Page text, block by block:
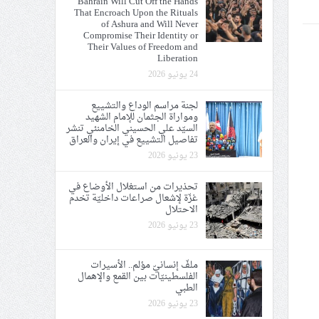
الحريّة والتحرير
الإمام الحسين «ع»
في إيران والعراق
That Encroach Upon the Rituals
of Ashura and Will Never
Compromise Their Identity or
Their Values of Freedom and
Liberation
24 يونيو 2026
لجنة مراسم الوداع والتشييع
ومواراة الجثمان للإمام الشهيد
السيّد علي الحسيني الخامنئي تنشر
تفاصيل التشييع في إيران والعراق
23 يونيو 2026
تحذيرات من استغلال الأوضاع في
غزّة لإشعال صراعات داخليّة تخدم
الاحتلال
23 يونيو 2026
ملفّ إنسانيّ مؤلم.. الأسيرات
الفلسطينيّات بين القمع والإهمال
الطبي
23 يونيو 2026